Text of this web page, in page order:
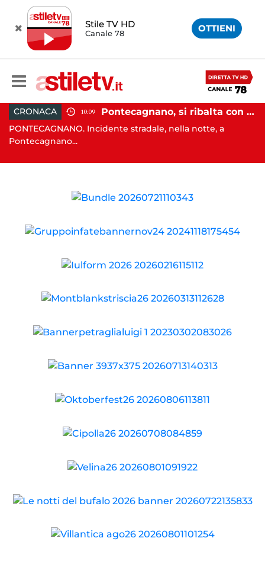
Stile TV HD
Canale 78 OTTIENI
CRONACA 10:09 Pontecagnano, si ribalta con l'auto alla rotatoria: giovane ferito
PONTECAGNANO. Incidente stradale, nella notte, a
Pontecagnano...